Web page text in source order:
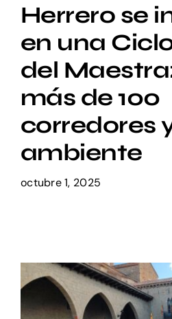
Quienes somos
Departamentos
Setas
Herrero se
en una
del
más de 100
corredores
ambiente
octubre 1, 2025